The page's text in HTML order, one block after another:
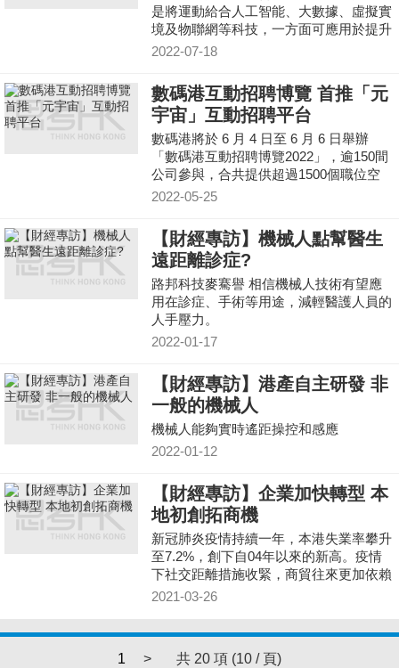
是將運動給合人工智能、大數據、虛擬實
境及物聯網等科技，一方面可應用於提升
專業運動員的巔峰表現，推動體育專業
2022-07-18
數碼港互動招聘博覽 首推「元
宇宙」互動招聘平台
數碼港將於 6 月 4 日至 6 月 6 日舉辦
「數碼港互動招聘博覽2022」，逾150間
公司參與，合共提供超過1500個職位空
缺，涵蓋金融科技、智慧生活、數碼娛
2022-05-25
【財經專訪】機械人點幫醫生
遠距離診症?
路邦科技麥騫譽 相信機械人技術有望應
用在診症、手術等用途，減輕醫護人員的
人手壓力。
2022-01-17
【財經專訪】港產自主研發 非
一般的機械人
機械人能夠實時遙距操控和感應
2022-01-12
【財經專訪】企業加快轉型 本
地初創拓商機
新冠肺炎疫情持續一年，本港失業率攀升
至7.2%，創下自04年以來的新高。疫情
下社交距離措施收緊，商貿往來更加依賴
高新科技的協助，加速推動電子商貿的發
2021-03-26
1 > 共 20 項 (10 / 頁)